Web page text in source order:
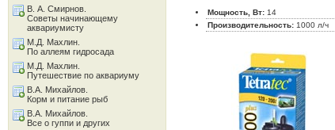
Мощность, Вт: 14
Производительность: 1000 л/ч
В. А. Смирнов.
Советы начинающему
аквариумисту
М.Д. Махлин.
По аллеям гидросада
М.Д. Махлин.
Путешествие по аквариуму
В.А. Михайлов.
Корм и питание рыб
В.А. Михайлов.
Все о гуппи и других